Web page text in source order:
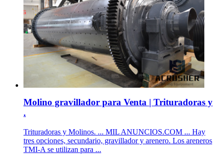
Molino gravillador para Venta | Trituradoras y
.
Trituradoras y Molinos. ... MIL ANUNCIOS.COM ... Hay
tres opciones, secundario, gravillador y arenero. Los areneros
TMI-A se utilizan para ...